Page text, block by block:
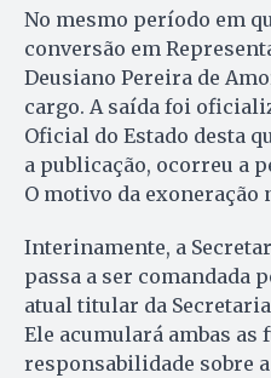
No mesmo período em
conversão em
Deusiano Pereira de
cargo. A saída foi
Oficial do Estado desta
a publicação, ocorreu a
O motivo da
Interinamente, a
passa a ser comandada
atual titular da
Ele acumulará ambas
responsabilidade sobre